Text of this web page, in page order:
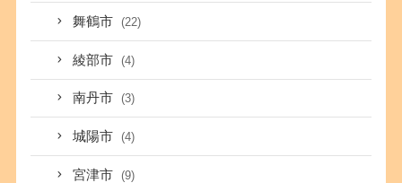
舞鶴市 (22)
綾部市 (4)
南丹市 (3)
城陽市 (4)
宮津市 (9)